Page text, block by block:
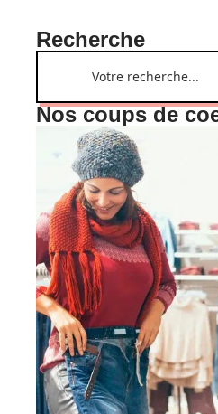
Recherche
Nos coups de